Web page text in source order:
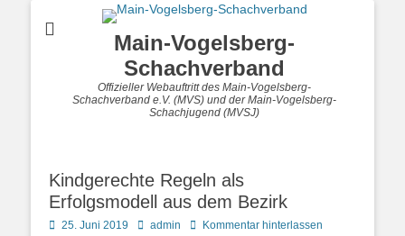
Main-Vogelsberg-
Schachverband
Offizieller Webauftritt des Main-Vogelsberg-
Schachverband e.V. (MVS) und der Main-Vogelsberg-
Schachjugend (MVSJ)
Kindgerechte Regeln als
Erfolgsmodell aus dem Bezirk
Posted
25. Juni 2019 Autoradmin Kommentar hinterlassen